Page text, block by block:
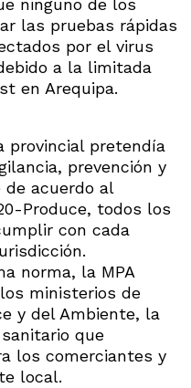
ninguno de los
las pruebas rápidas
por el virus
a la limitada
en Arequipa.
provincial pretendía
prevención y
de acuerdo al
Produce, todos los
con cada
norma, la MPA
ministerios de
y del Ambiente, la
que
los comerciantes y
local.